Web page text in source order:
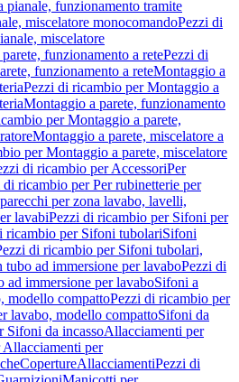
funzionamento tramite
miscelatore monocomandoPezzi di
miscelatore
funzionamento a retePezzi di
funzionamento a reteMontaggio a
Pezzi di ricambio per Montaggio a
Montaggio a parete, funzionamento
per Montaggio a parete,
Montaggio a parete, miscelatore a
per Montaggio a parete, miscelatore
di ricambio per AccessoriPer
di ricambio per Per rubinetterie per
per zona lavabo, lavelli,
lavabiPezzi di ricambio per Sifoni per
ricambio per Sifoni tubolariSifoni
di ricambio per Sifoni tubolari,
tubo ad immersione per lavaboPezzi di
immersione per lavaboSifoni a
modello compattoPezzi di ricambio per
lavabo, modello compattoSifoni da
Sifoni da incassoAllacciamenti per
per
CopertureAllacciamentiPezzi di